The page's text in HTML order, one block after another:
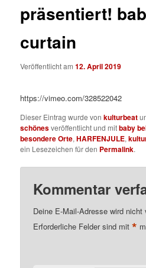
präsentiert!
curtain
Veröffentlicht am12. April 2019
https://vimeo.com/328522042
Dieser Eintrag wurde vonkulturbeat
schönesveröffentlicht und mitbaby
besondere Orte,HARFENJULE,
ein Lesezeichen für den Permalink.
Kommentar
Deine E-Mail-Adresse wird nicht
Erforderliche Felder sind mit*